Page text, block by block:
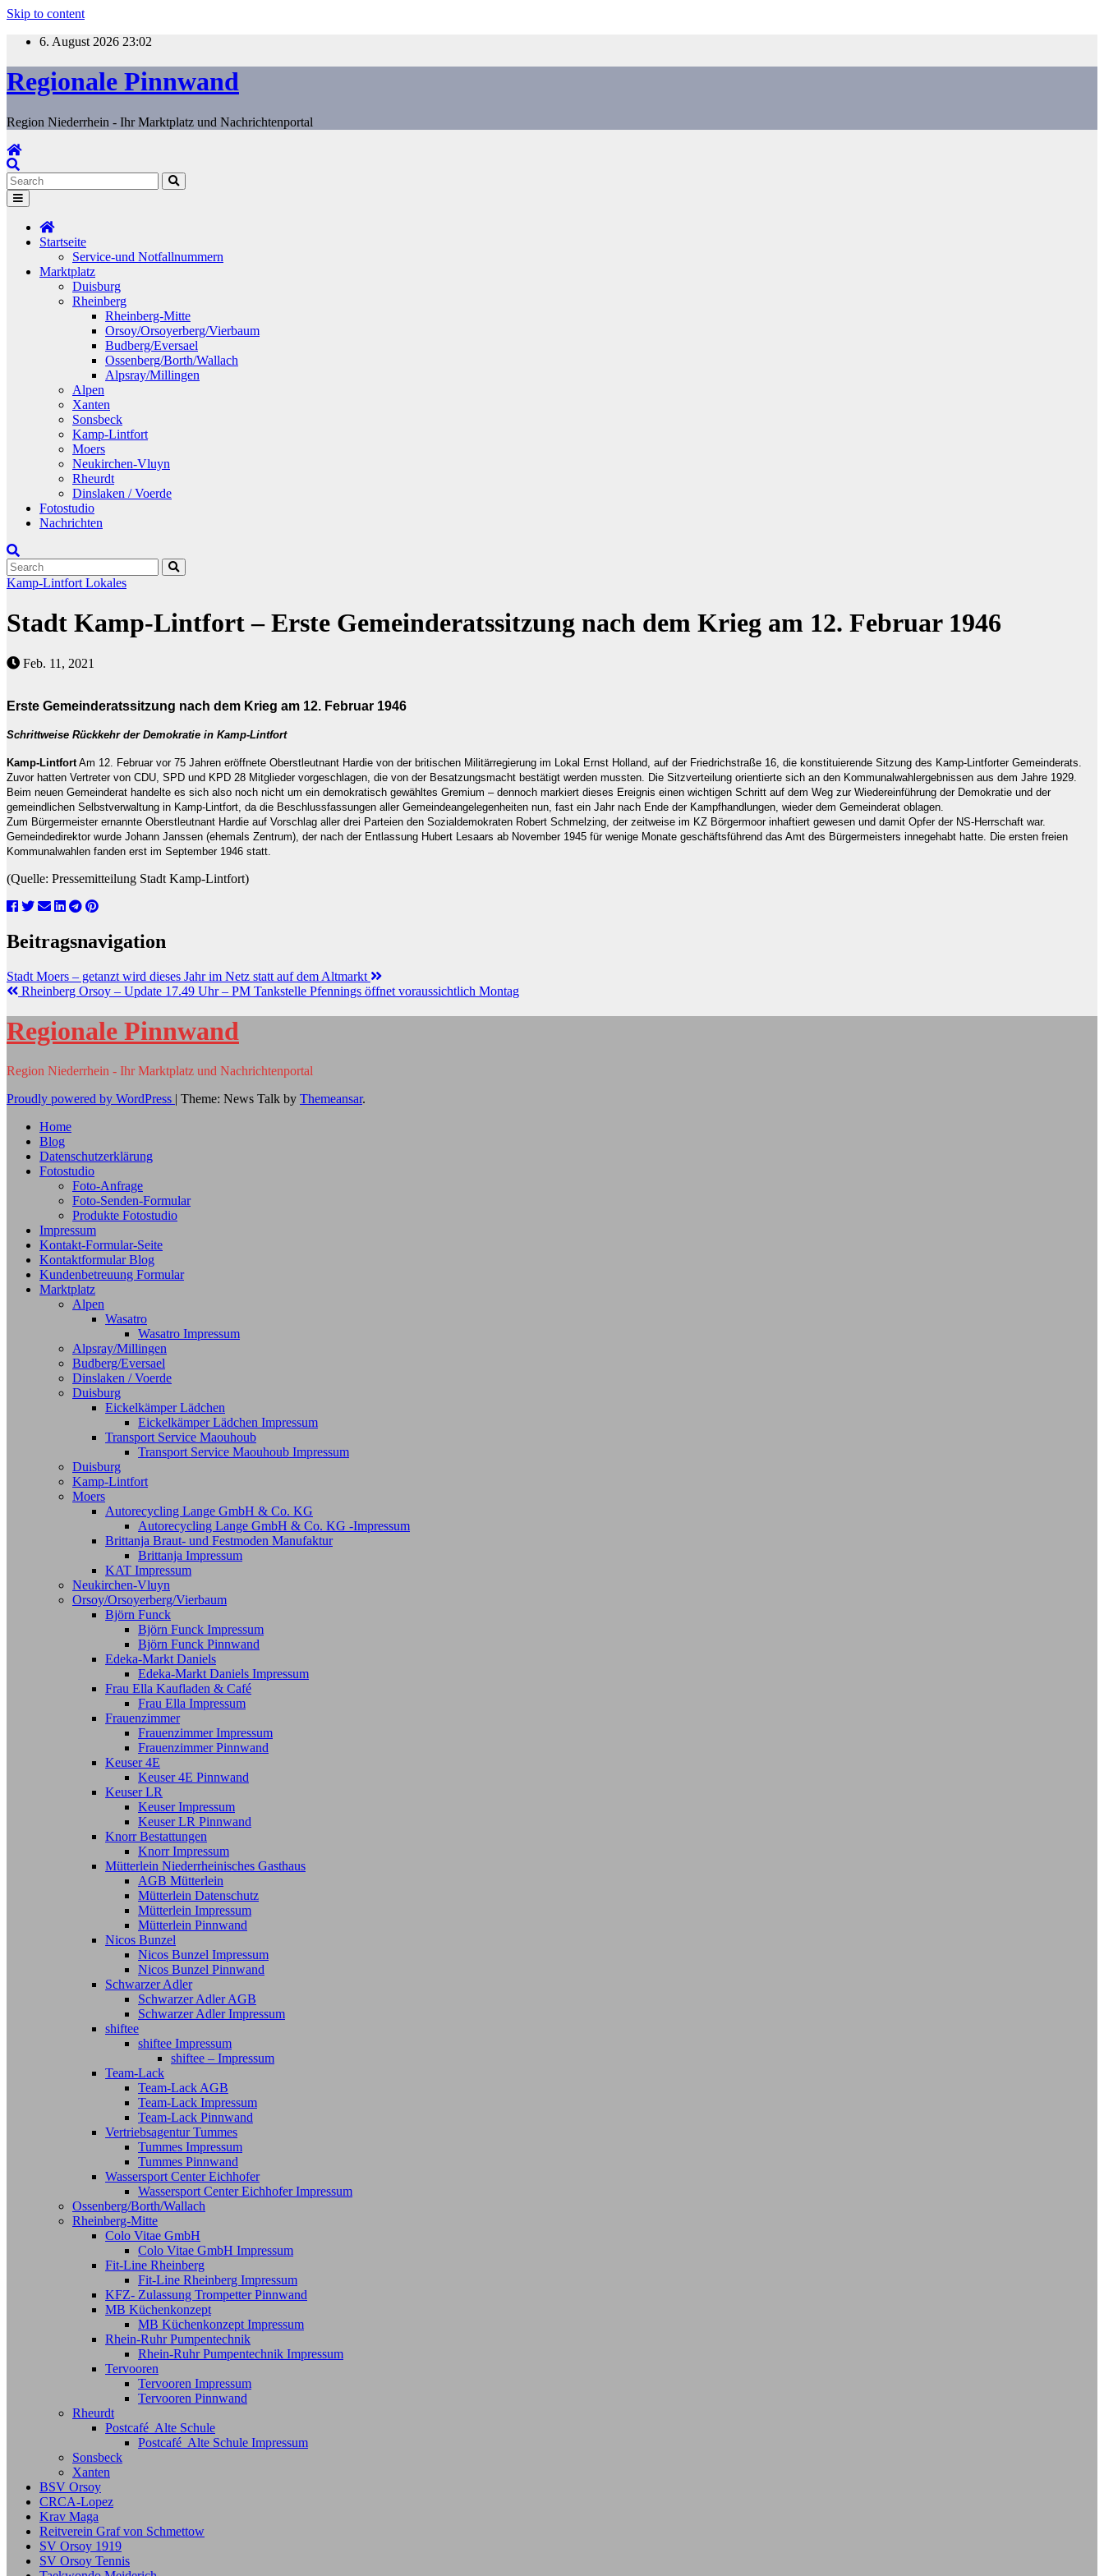
Skip to content
6. August 2026 23:02
Regionale Pinnwand
Region Niederrhein - Ihr Marktplatz und Nachrichtenportal
Startseite
Service-und Notfallnummern
Marktplatz
Duisburg
Rheinberg
Rheinberg-Mitte
Orsoy/Orsoyerberg/Vierbaum
Budberg/Eversael
Ossenberg/Borth/Wallach
Alpsray/Millingen
Alpen
Xanten
Sonsbeck
Kamp-Lintfort
Moers
Neukirchen-Vluyn
Rheurdt
Dinslaken / Voerde
Fotostudio
Nachrichten
Kamp-Lintfort Lokales
Stadt Kamp-Lintfort – Erste Gemeinderatssitzung nach dem Krieg am 12. Februar 1946
Feb. 11, 2021
Erste Gemeinderatssitzung nach dem Krieg am 12. Februar 1946
Schrittweise Rückkehr der Demokratie in Kamp-Lintfort
Kamp-Lintfort Am 12. Februar vor 75 Jahren eröffnete Oberstleutnant Hardie von der britischen Militärregierung im Lokal Ernst Holland, auf der Friedrichstraße 16, die konstituierende Sitzung des Kamp-Lintforter Gemeinderats.
Zuvor hatten Vertreter von CDU, SPD und KPD 28 Mitglieder vorgeschlagen, die von der Besatzungsmacht bestätigt werden mussten. Die Sitzverteilung orientierte sich an den Kommunalwahlergebnissen aus dem Jahre 1929.
Beim neuen Gemeinderat handelte es sich also noch nicht um ein demokratisch gewähltes Gremium – dennoch markiert dieses Ereignis einen wichtigen Schritt auf dem Weg zur Wiedereinführung der Demokratie und der
gemeindlichen Selbstverwaltung in Kamp-Lintfort, da die Beschlussfassungen aller Gemeindeangelegenheiten nun, fast ein Jahr nach Ende der Kampfhandlungen, wieder dem Gemeinderat oblagen.
Zum Bürgermeister ernannte Oberstleutnant Hardie auf Vorschlag aller drei Parteien den Sozialdemokraten Robert Schmelzing, der zeitweise im KZ Börgermoor inhaftiert gewesen und damit Opfer der NS-Herrschaft war.
Gemeindedirektor wurde Johann Janssen (ehemals Zentrum), der nach der Entlassung Hubert Lesaars ab November 1945 für wenige Monate geschäftsführend das Amt des Bürgermeisters innegehabt hatte. Die ersten freien
Kommunalwahlen fanden erst im September 1946 statt.
(Quelle: Pressemitteilung Stadt Kamp-Lintfort)
Beitragsnavigation
Stadt Moers – getanzt wird dieses Jahr im Netz statt auf dem Altmarkt
Rheinberg Orsoy – Update 17.49 Uhr – PM Tankstelle Pfennings öffnet voraussichtlich Montag
Regionale Pinnwand
Region Niederrhein - Ihr Marktplatz und Nachrichtenportal
Proudly powered by WordPress | Theme: News Talk by Themeansar.
Home
Blog
Datenschutzerklärung
Fotostudio
Foto-Anfrage
Foto-Senden-Formular
Produkte Fotostudio
Impressum
Kontakt-Formular-Seite
Kontaktformular Blog
Kundenbetreuung Formular
Marktplatz
Alpen
Wasatro
Wasatro Impressum
Alpsray/Millingen
Budberg/Eversael
Dinslaken / Voerde
Duisburg
Eickelkämper Lädchen
Eickelkämper Lädchen Impressum
Transport Service Maouhoub
Transport Service Maouhoub Impressum
Duisburg
Kamp-Lintfort
Moers
Autorecycling Lange GmbH & Co. KG
Autorecycling Lange GmbH & Co. KG -Impressum
Brittanja Braut- und Festmoden Manufaktur
Brittanja Impressum
KAT Impressum
Neukirchen-Vluyn
Orsoy/Orsoyerberg/Vierbaum
Björn Funck
Björn Funck Impressum
Björn Funck Pinnwand
Edeka-Markt Daniels
Edeka-Markt Daniels Impressum
Frau Ella Kaufladen & Café
Frau Ella Impressum
Frauenzimmer
Frauenzimmer Impressum
Frauenzimmer Pinnwand
Keuser 4E
Keuser 4E Pinnwand
Keuser LR
Keuser Impressum
Keuser LR Pinnwand
Knorr Bestattungen
Knorr Impressum
Mütterlein Niederrheinisches Gasthaus
AGB Mütterlein
Mütterlein Datenschutz
Mütterlein Impressum
Mütterlein Pinnwand
Nicos Bunzel
Nicos Bunzel Impressum
Nicos Bunzel Pinnwand
Schwarzer Adler
Schwarzer Adler AGB
Schwarzer Adler Impressum
shiftee
shiftee Impressum
shiftee – Impressum
Team-Lack
Team-Lack AGB
Team-Lack Impressum
Team-Lack Pinnwand
Vertriebsagentur Tummes
Tummes Impressum
Tummes Pinnwand
Wassersport Center Eichhofer
Wassersport Center Eichhofer Impressum
Ossenberg/Borth/Wallach
Rheinberg-Mitte
Colo Vitae GmbH
Colo Vitae GmbH Impressum
Fit-Line Rheinberg
Fit-Line Rheinberg Impressum
KFZ- Zulassung Trompetter Pinnwand
MB Küchenkonzept
MB Küchenkonzept Impressum
Rhein-Ruhr Pumpentechnik
Rhein-Ruhr Pumpentechnik Impressum
Tervooren
Tervooren Impressum
Tervooren Pinnwand
Rheurdt
Postcafé Alte Schule
Postcafé Alte Schule Impressum
Sonsbeck
Xanten
BSV Orsoy
CRCA-Lopez
Krav Maga
Reitverein Graf von Schmettow
SV Orsoy 1919
SV Orsoy Tennis